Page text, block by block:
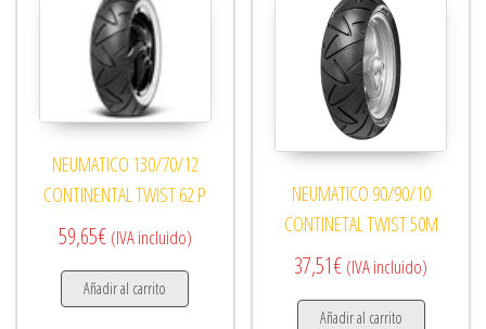
NEUMATICO 130/70/12
CONTINENTAL TWIST 62 P
59,65€ (IVA incluido)
Añadir al carrito
NEUMATICO 90/90/10
CONTINETAL TWIST 50M
37,51€ (IVA incluido)
Añadir al carrito